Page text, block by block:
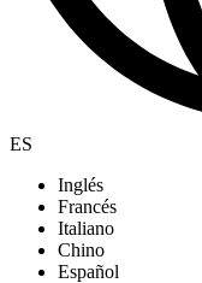
ES
Inglés
Francés
Italiano
Chino
Español